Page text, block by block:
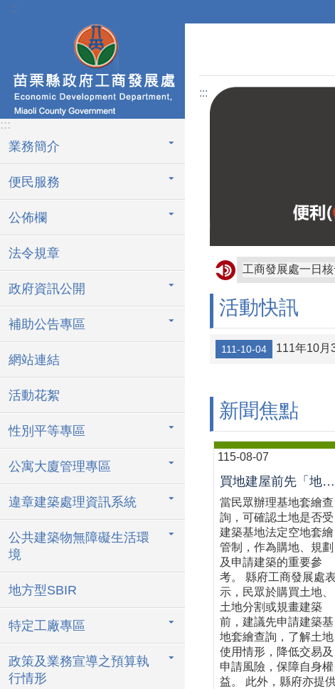
跳到主要內容區塊
:::
:::
業務簡介
便民服務
公佈欄
法令規章
政府資訊公開
補助公告專區
網站連結
活動花絮
性別平等專區
公寓大廈管理專區
違章建築處理資訊系統
公共建築物無障礙生活環
境
地方型SBIR
特定工廠專區
政策及業務宣導之預算執
行情形
:::
工商發展處一日
活動快訊
111-10-04 111年10月
新聞焦點
115-08-07
買地建屋前先「地套繪查詢」└苗栗縣政府推動多元便民諮詢服務
當民眾辦理基地套繪查
詢，可確認土地是否受
建築基地法定空地套繪
管制，作為購地、規劃
及申請建築的重要參
考。 縣府工商發展處表
示，民眾於購買土地、
土地分割或規畫建築
前，建議先申請建築基
地套繪查詢，了解土地
使用情形，降低交易及
申請風險，保障自身權
益。 此外，縣府亦提